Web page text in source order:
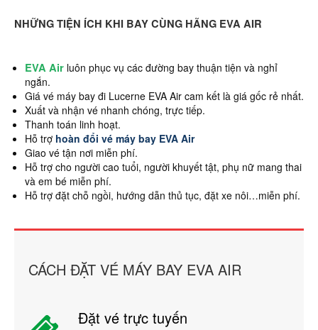
NHỮNG TIỆN ÍCH KHI BAY CÙNG HÃNG EVA AIR
EVA Air luôn phục vụ các đường bay thuận tiện và nghỉ
ngắn.
Giá vé máy bay đi Lucerne EVA Air cam kết là giá gốc rẻ nhất.
Xuất và nhận vé nhanh chóng, trực tiếp.
Thanh toán linh hoạt.
Hỗ trợ hoàn đổi vé máy bay EVA Air
Giao vé tận nơi miễn phí.
Hỗ trợ cho người cao tuổi, người khuyết tật, phụ nữ mang thai
và em bé miễn phí.
Hỗ trợ đặt chỗ ngồi, hướng dẫn thủ tục, đặt xe nôi…miễn phí.
CÁCH ĐẶT VÉ MÁY BAY EVA AIR
Đặt vé trực tuyến